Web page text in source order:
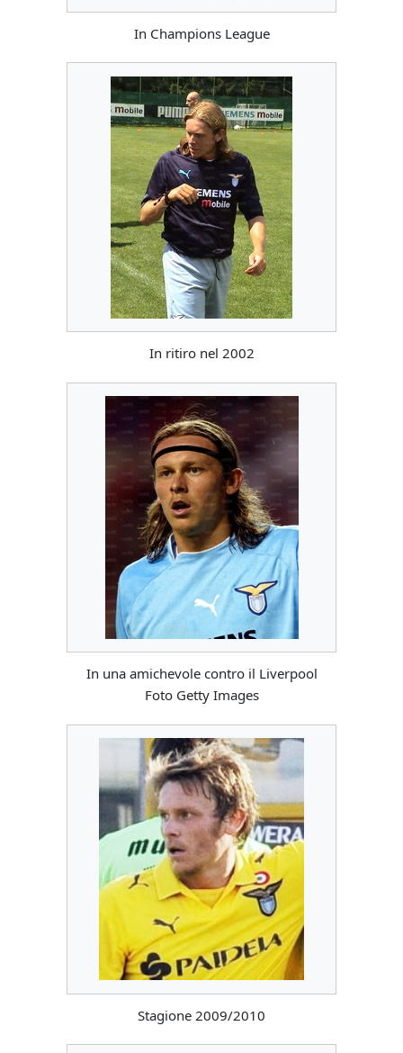
In Champions League
In ritiro nel 2002
In una amichevole contro il Liverpool
Foto Getty Images
Stagione 2009/2010